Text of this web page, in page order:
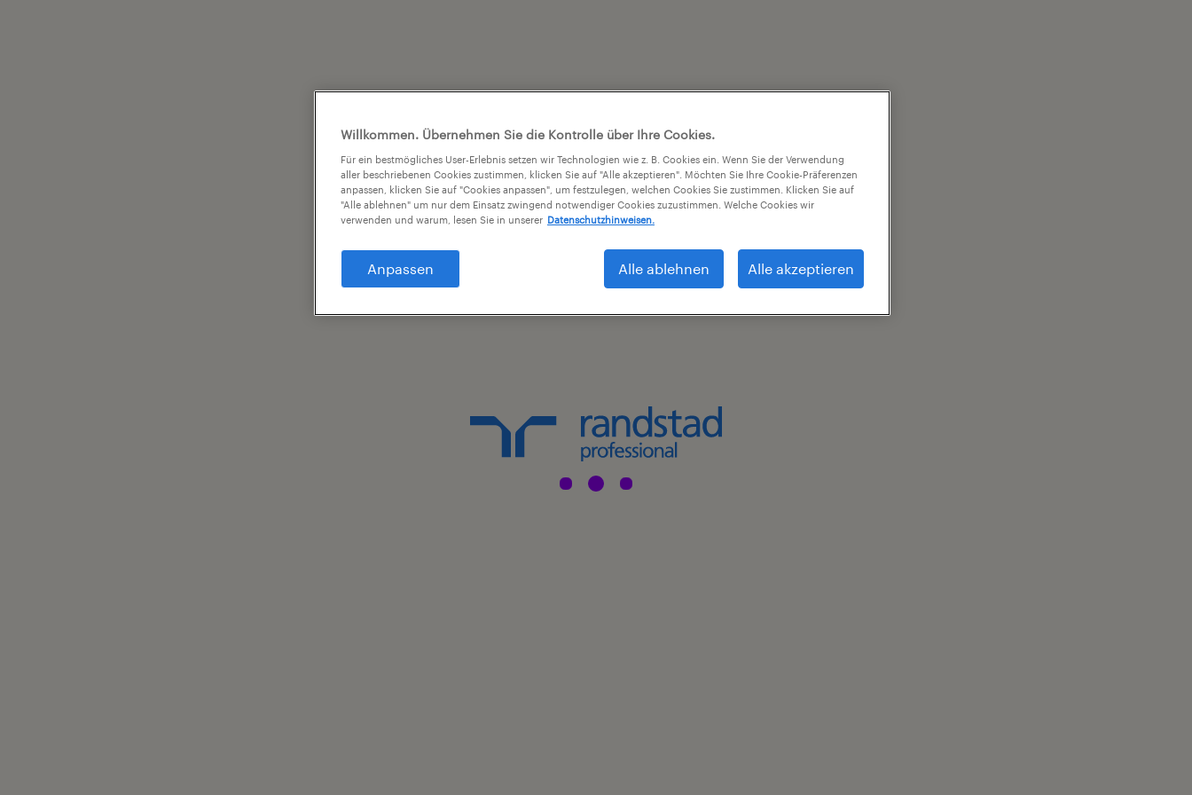
Willkommen. Übernehmen Sie die Kontrolle über Ihre Cookies.
Für ein bestmögliches User-Erlebnis setzen wir Technologien wie z. B. Cookies ein. Wenn Sie der Verwendung
aller beschriebenen Cookies zustimmen, klicken Sie auf "Alle akzeptieren". Möchten Sie Ihre Cookie-Präferenzen
anpassen, klicken Sie auf "Cookies anpassen", um festzulegen, welchen Cookies Sie zustimmen. Klicken Sie auf
"Alle ablehnen" um nur dem Einsatz zwingend notwendiger Cookies zuzustimmen. Welche Cookies wir
verwenden und warum, lesen Sie in unserer Datenschutzhinweisen.
Anpassen Alle ablehnen Alle akzeptieren